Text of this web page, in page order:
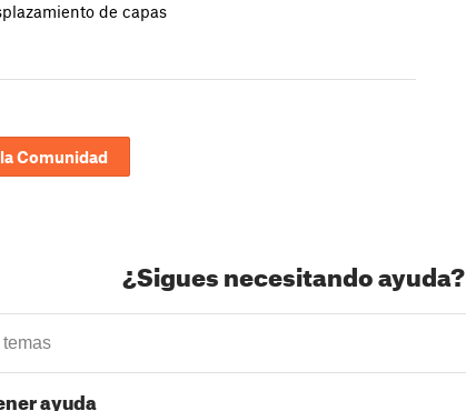
de capas
Comunidad
¿Sigues necesitando ayuda?
ayuda